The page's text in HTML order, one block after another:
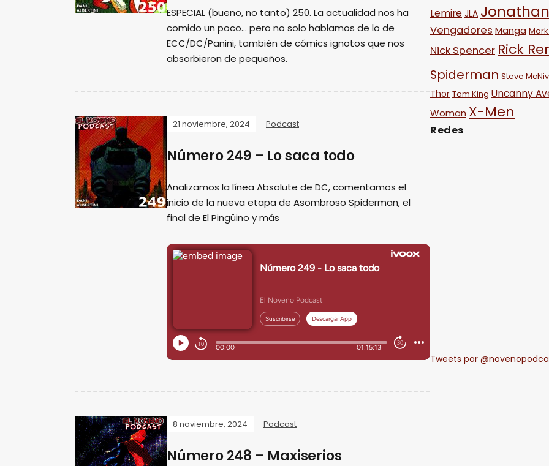
ESPECIAL (bueno, no tanto) 250. La actualidad nos ha
comido un poco... pero no solo hablamos de lo de
ECC/DC/Panini, también de cómics ignotos que nos
absorbieron de pequeños.
21 noviembre, 2024 Podcast
Número 249 – Lo saca todo
Analizamos la línea Absolute de DC, comentamos el
inicio de la nueva etapa de Asombroso Spiderman, el
final de El Pingüino y más
8 noviembre, 2024 Podcast
Número 248 – Maxiserios
Lemire JLA
Vengadores Manga
Nick Spencer Rick
Spiderman Steve
Thor Tom King Uncanny
Woman X-Men
Redes
Tweets por